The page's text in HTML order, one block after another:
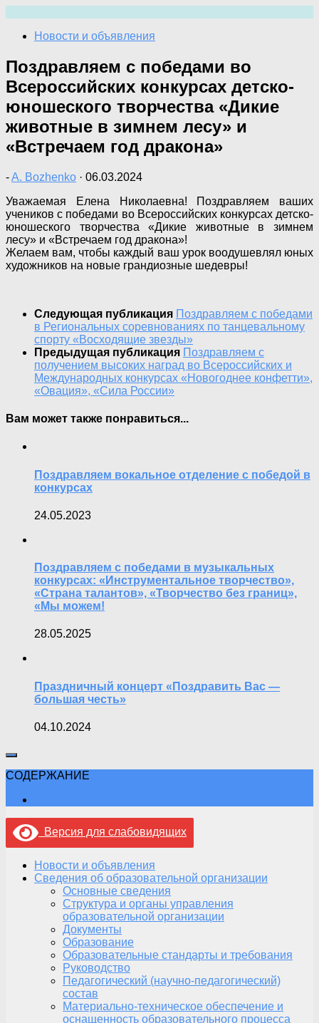
содержимому
Новости и объявления
Поздравляем с победами во
Всероссийских конкурсах детско-
юношеского творчества «Дикие
животные в зимнем лесу» и
«Встречаем год дракона»
-A. Bozhenko · 06.03.2024
Уважаемая Елена Николаевна! Поздравляем ваших
учеников с победами во Всероссийских конкурсах детско-
юношеского творчества «Дикие животные в зимнем
лесу» и «Встречаем год дракона»!
Желаем вам, чтобы каждый ваш урок воодушевлял юных
художников на новые грандиозные шедевры!
Следующая публикация Поздравляем с победами
в Региональных соревнованиях по танцевальному
спорту «Восходящие звезды»
Предыдущая публикация Поздравляем с
получением высоких наград во Всероссийских и
Международных конкурсах «Новогоднее конфетти»,
«Овация», «Сила России»
Вам может также понравиться...
Поздравляем вокальное отделение с победой в
конкурсах
24.05.2023
Поздравляем с победами в музыкальных
конкурсах: «Инструментальное творчество»,
«Страна талантов», «Творчество без границ»,
«Мы можем!
28.05.2025
Праздничный концерт «Поздравить Вас —
большая честь»
04.10.2024
СОДЕРЖАНИЕ
Версия для слабовидящих
Новости и объявления
Сведения об образовательной организации
Основные сведения
Структура и органы управления
образовательной организации
Документы
Образование
Образовательные стандарты и требования
Руководство
Педагогический (научно-педагогический)
состав
Материально-техническое обеспечение и
оснащенность образовательного процесса